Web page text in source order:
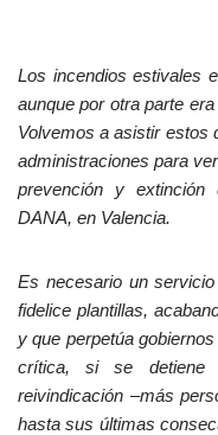
Los incendios estivales
aunque por otra parte
Volvemos a asistir estos
administraciones para
prevención y
DANA, en Valencia.
Es necesario un
fidelice plantillas,
y que perpetúa
crítica, si se
reivindicación –más
hasta sus últimas